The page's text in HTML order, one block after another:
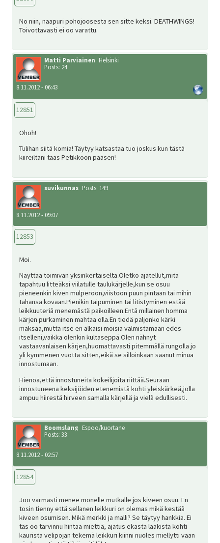
No niin, naapuri pohojoosesta sen sitte keksi. DEATHWINGS!
Toivottavasti ei oo varattu.
Matti Parviainen Helsinki
Posts: 24
8.11.2012 - 06:43
12851
Ohoh!
Tulihan siitä komia! Täytyy katsastaa tuo joskus kun tästä
kiireiltäni taas Petikkoon pääsen!
suvikunnas Posts: 149
8.11.2012 - 09:07
12853
Moi.
Näyttää toimivan yksinkertaiselta.Oletko ajatellut,mitä
tapahtuu litteäksi viilatulle taulukärjelle,kun se osuu
pieneenkin kiven mulperoon,viistoon puun pintaan tai mihin
tahansa kovaan.Pienikin taipuminen tai litistyminen estää
leikkuuteriä menemästä paikoilleen.Entä millainen homma
kärjen purkaminen mahtaa olla.En tiedä paljonko kärki
maksaa,mutta itse en alkaisi moisia valmistamaan edes
itselleni,vaikka olenkin kultaseppä.Olen nähnyt
vastaavanlaisen kärjen,huomattavasti pitemmällä rungolla jo
yli kymmenen vuotta sitten,eikä se silloinkaan saanut minua
innostumaan.
Hienoa,että innostuneita kokeilijoita riittää.Seuraan
innostuneena keksijöiden etenemistä kohti yleiskärkeä,jolla
ampuu hiirestä hirveen samalla kärjellä ja vielä edullisesti.
Boomslang Espoo/kuortane
Posts: 33
8.11.2012 - 02:57
12854
Joo varmasti menee monelle mutkalle jos kiveen osuu. En
tosin tienny että sellanen leikkuri on olemas mikä kestää
kiveen osumisen. Mikä merkki ja malli? Se täytyy hankkia. Ei
täs oo tarvinnu hintaa miettiä, ajatus ekasta laakista kohti
kaurista velipojan tekemä leikkuri kiinni nuoles miellytti vaan